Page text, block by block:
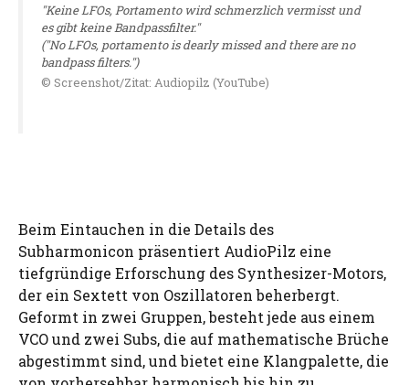
"Keine LFOs, Portamento wird schmerzlich vermisst und
es gibt keine Bandpassfilter."
("No LFOs, portamento is dearly missed and there are no
bandpass filters.")
© Screenshot/Zitat: Audiopilz (YouTube)
Beim Eintauchen in die Details des
Subharmonicon präsentiert AudioPilz eine
tiefgründige Erforschung des Synthesizer-Motors,
der ein Sextett von Oszillatoren beherbergt.
Geformt in zwei Gruppen, besteht jede aus einem
VCO und zwei Subs, die auf mathematische Brüche
abgestimmt sind, und bietet eine Klangpalette, die